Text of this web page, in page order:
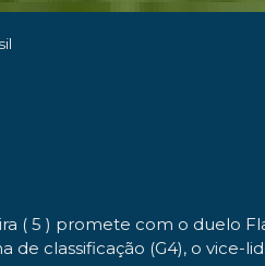
( 5 ) promete com o duelo
de classificação (G4), o